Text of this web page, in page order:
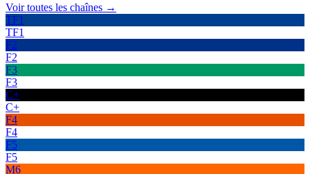
Voir toutes les chaînes →
TF1
TF1
F2
F2
F3
F3
C+
C+
F4
F4
F5
F5
M6